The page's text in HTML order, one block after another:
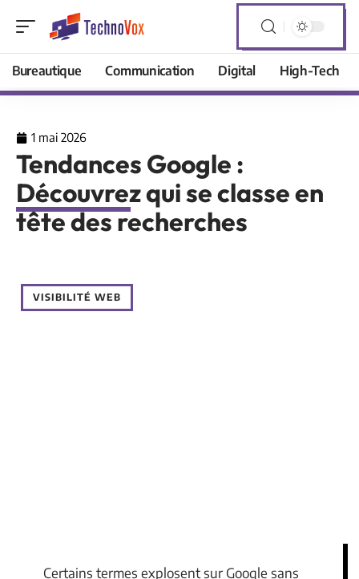
Bureautique Communication Digital High-Tech
1 mai 2026
Tendances Google :
Découvrez qui se classe en
tête des recherches
VISIBILITÉ WEB
Certains termes explosent sur Google sans